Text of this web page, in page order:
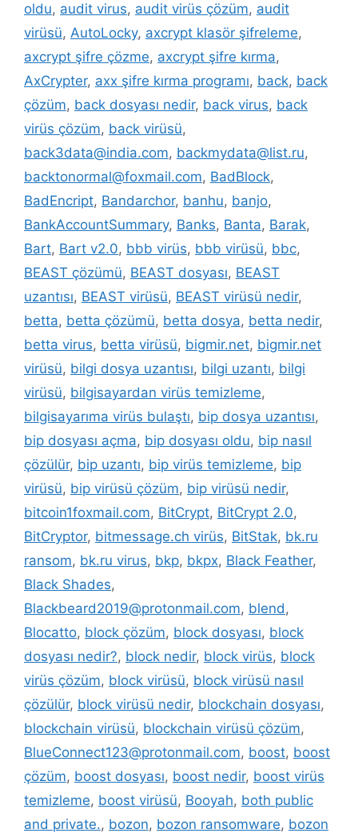
oldu, audit virus, audit virüs çözüm, audit
virüsü, AutoLocky, axcrypt klasör şifreleme,
axcrypt şifre çözme, axcrypt şifre kırma,
AxCrypter, axx şifre kırma programı, back, back
çözüm, back dosyası nedir, back virus, back
virüs çözüm, back virüsü,
back3data@india.com, backmydata@list.ru,
backtonormal@foxmail.com, BadBlock,
BadEncript, Bandarchor, banhu, banjo,
BankAccountSummary, Banks, Banta, Barak,
Bart, Bart v2.0, bbb virüs, bbb virüsü, bbc,
BEAST çözümü, BEAST dosyası, BEAST
uzantısı, BEAST virüsü, BEAST virüsü nedir,
betta, betta çözümü, betta dosya, betta nedir,
betta virus, betta virüsü, bigmir.net, bigmir.net
virüsü, bilgi dosya uzantısı, bilgi uzantı, bilgi
virüsü, bilgisayardan virüs temizleme,
bilgisayarıma virüs bulaştı, bip dosya uzantısı,
bip dosyası açma, bip dosyası oldu, bip nasıl
çözülür, bip uzantı, bip virüs temizleme, bip
virüsü, bip virüsü çözüm, bip virüsü nedir,
bitcoin1foxmail.com, BitCrypt, BitCrypt 2.0,
BitCryptor, bitmessage.ch virüs, BitStak, bk.ru
ransom, bk.ru virus, bkp, bkpx, Black Feather,
Black Shades,
Blackbeard2019@protonmail.com, blend,
Blocatto, block çözüm, block dosyası, block
dosyası nedir?, block nedir, block virüs, block
virüs çözüm, block virüsü, block virüsü nasıl
çözülür, block virüsü nedir, blockchain dosyası,
blockchain virüsü, blockchain virüsü çözüm,
BlueConnect123@protonmail.com, boost, boost
çözüm, boost dosyası, boost nedir, boost virüs
temizleme, boost virüsü, Booyah, both public
and private., bozon, bozon ransomware, bozon